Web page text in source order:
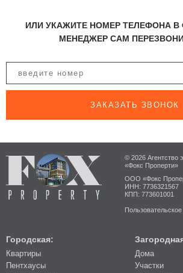
ИЛИ УКАЖИТЕ НОМЕР ТЕЛЕФОНА
МЕНЕДЖЕР САМ
ЗАКАЗАТЬ ЗВОНОК
© 2026 Агентство
«Фокс Проперти»
ООО «Фокс
ИНН: 7736321567
КПП: 773601001
Городская:
Квартиры
Пентхаусы
Дома
Участки